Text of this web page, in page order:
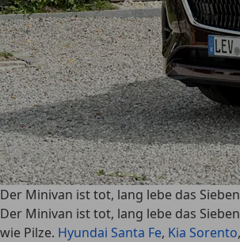
Der Minivan ist tot, lang lebe das
Der Minivan ist tot, lang lebe das
wie Pilze. Hyundai Santa Fe, Kia Sorento,